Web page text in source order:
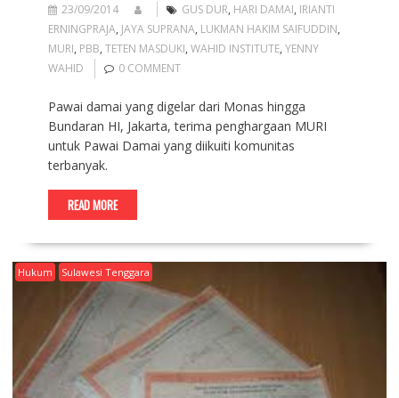
23/09/2014 GUS DUR, HARI DAMAI, IRIANTI
ERNINGPRAJA, JAYA SUPRANA, LUKMAN HAKIM SAIFUDDIN,
MURI, PBB, TETEN MASDUKI, WAHID INSTITUTE, YENNY
WAHID
0 COMMENT
Pawai damai yang digelar dari Monas hingga
Bundaran HI, Jakarta, terima penghargaan MURI
untuk Pawai Damai yang diikuiti komunitas
terbanyak.
READ MORE
Hukum Sulawesi Tenggara